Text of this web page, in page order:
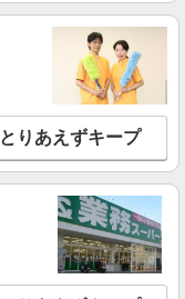
とりあえずキープ